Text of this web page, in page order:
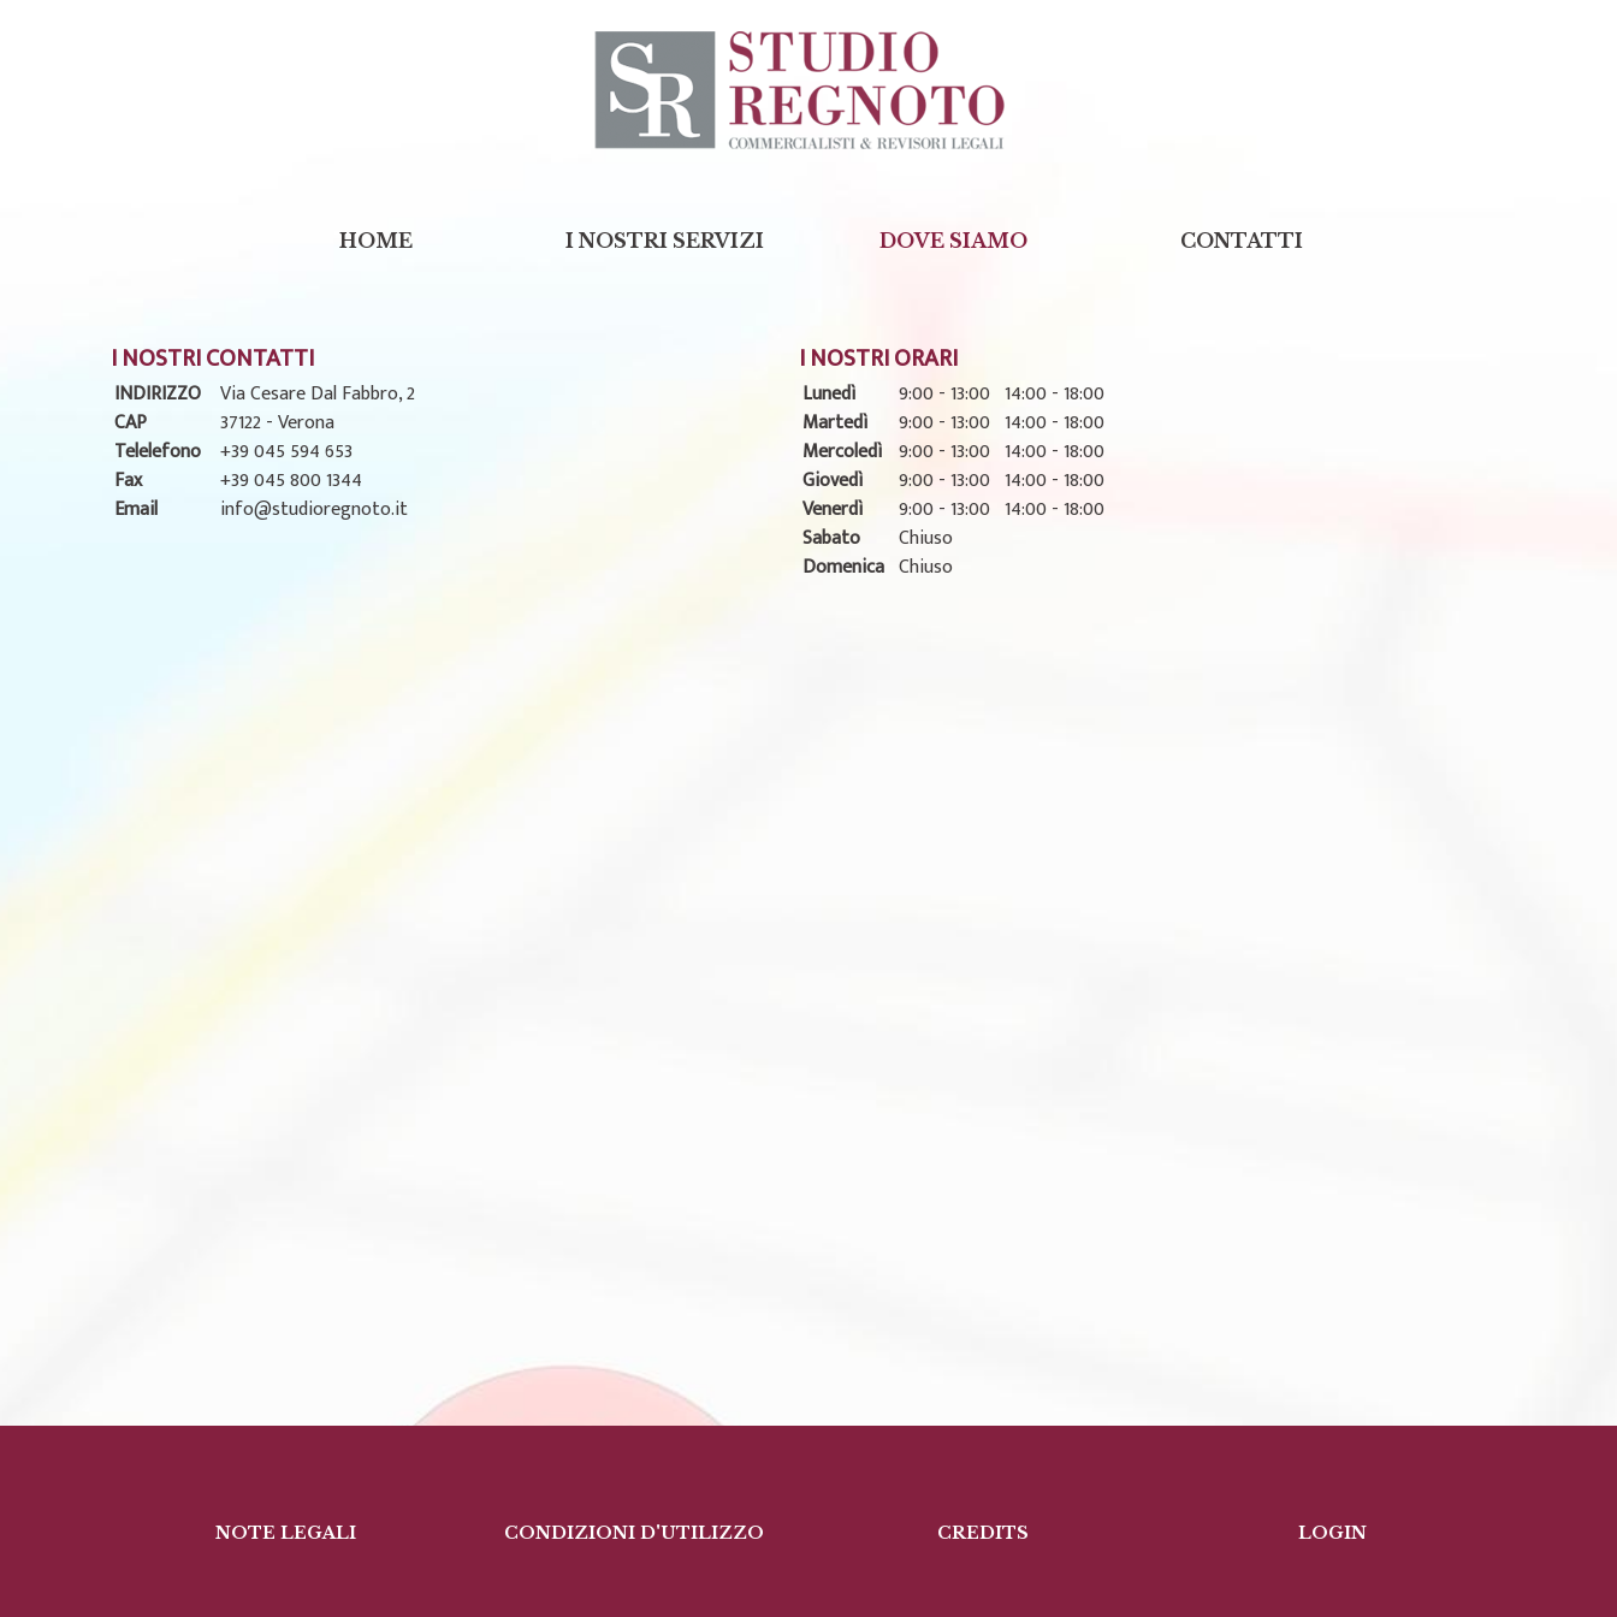
HOME I NOSTRI SERVIZI DOVE SIAMO CONTATTI
I NOSTRI CONTATTI
INDIRIZZO Via Cesare Dal Fabbro, 2
CAP
37122 - Verona
Telelefono +39 045 594 653
Fax
+39 045 800 1344
Email
info@studioregnoto.it
I NOSTRI ORARI
Lunedì 9:00 - 13:00 14:00 - 18:00
Martedì
9:00 - 13:00 14:00 - 18:00
Mercoledì 9:00 - 13:00 14:00 - 18:00
Giovedì
9:00 - 13:00 14:00 - 18:00
Venerdì
9:00 - 13:00 14:00 - 18:00
Sabato
Chiuso
Domenica Chiuso
NOTE LEGALI CONDIZIONI D'UTILIZZO CREDITS LOGIN